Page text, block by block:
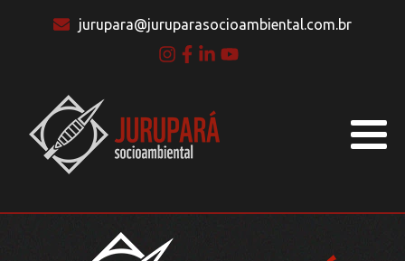
jurupara@juruparasocioambiental.com.br
BLOG